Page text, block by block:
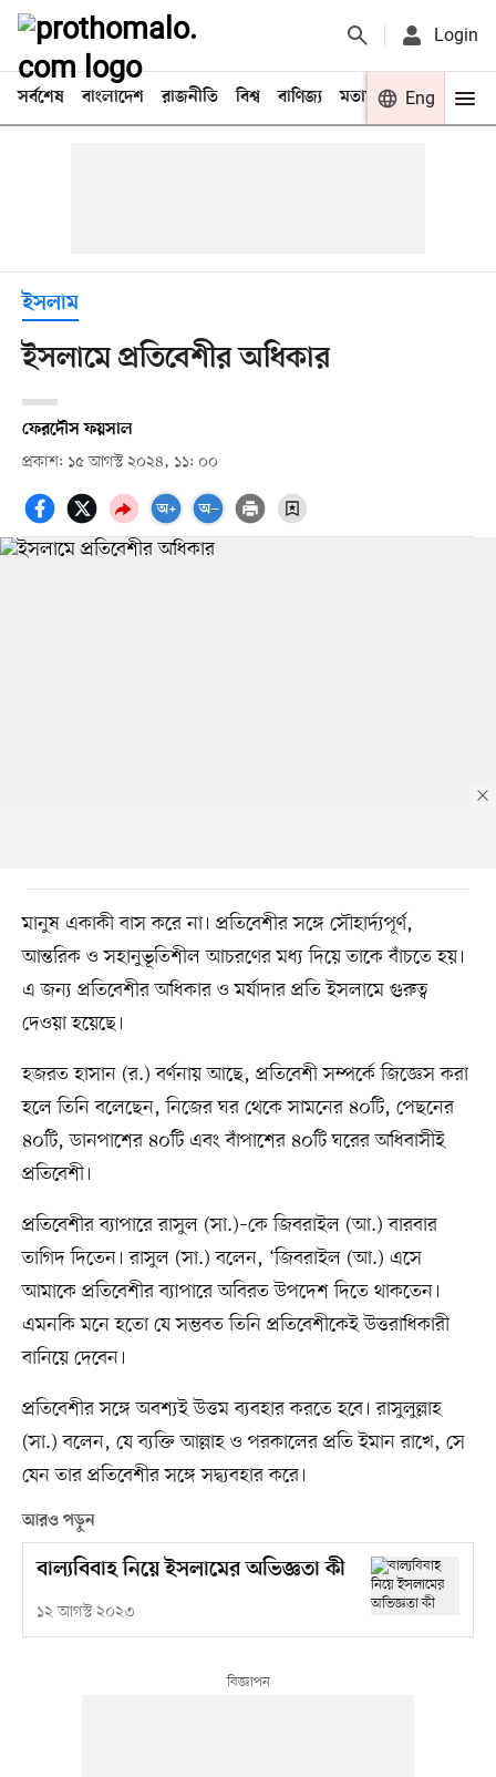
Login
সর্বশেষ বাংলাদেশ রাজনীতি বিশ্ব বাণিজ্য মতামত খেলা
Eng
ইসলাম
ইসলামে প্রতিবেশীর অধিকার
ফেরদৌস ফয়সাল
প্রকাশ: ১৫ আগস্ট ২০২৪, ১১: ০০
মানুষ একাকী বাস করে না। প্রতিবেশীর সঙ্গে সৌহার্দ্যপূর্ণ,
আন্তরিক ও সহানুভূতিশীল আচরণের মধ্য দিয়ে তাকে বাঁচতে হয়।
এ জন্য প্রতিবেশীর অধিকার ও মর্যাদার প্রতি ইসলামে গুরুত্ব
দেওয়া হয়েছে।
হজরত হাসান (র.) বর্ণনায় আছে, প্রতিবেশী সম্পর্কে জিজ্ঞেস করা
হলে তিনি বলেছেন, নিজের ঘর থেকে সামনের ৪০টি, পেছনের
৪০টি, ডানপাশের ৪০টি এবং বাঁপাশের ৪০টি ঘরের অধিবাসীই
প্রতিবেশী।
প্রতিবেশীর ব্যাপারে রাসুল (সা.)–কে জিবরাইল (আ.) বারবার
তাগিদ দিতেন। রাসুল (সা.) বলেন, ‘জিবরাইল (আ.) এসে
আমাকে প্রতিবেশীর ব্যাপারে অবিরত উপদেশ দিতে থাকতেন।
এমনকি মনে হতো যে সম্ভবত তিনি প্রতিবেশীকেই উত্তরাধিকারী
বানিয়ে দেবেন।
প্রতিবেশীর সঙ্গে অবশ্যই উত্তম ব্যবহার করতে হবে। রাসুলুল্লাহ
(সা.) বলেন, যে ব্যক্তি আল্লাহ ও পরকালের প্রতি ইমান রাখে, সে
যেন তার প্রতিবেশীর সঙ্গে সদ্ব্যবহার করে।
আরও পড়ুন
বাল্যবিবাহ নিয়ে ইসলামের অভিজ্ঞতা কী
১২ আগস্ট ২০২৩